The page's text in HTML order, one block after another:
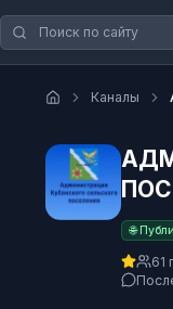
Каналы
🌐
61